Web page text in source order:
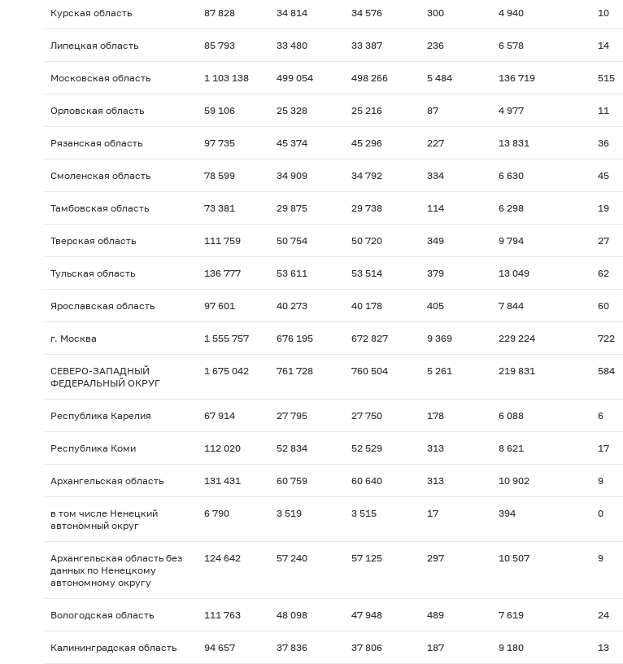
Курская область 87 828 34 814 34 576 300 4 940 10
Липецкая область 85 793 33 480 33 387 236 6 578 14
Московская область 1 103 138 499 054 498 266 5 484 136 719 515
Орловская область 59 106 25 328 25 216 87 4 977 11
Рязанская область 97 735 45 374 45 296 227 13 831 36
Смоленская область 78 599 34 909 34 792 334 6 630 45
Тамбовская область 73 381 29 875 29 738 114 6 298 19
Тверская область 111 759 50 754 50 720 349 9 794 27
Тульская область 136 777 53 611 53 514 379 13 049 62
Ярославская область 97 601 40 273 40 178 405 7 844 60
г. Москва 1 555 757 676 195 672 827 9 369 229 224 722
СЕВЕРО-ЗАПАДНЫЙ
ФЕДЕРАЛЬНЫЙ ОКРУГ
1 675 042 761 728 760 504 5 261 219 831 584
Республика Карелия 67 914 27 795 27 750 178 6 088 6
Республика Коми 112 020 52 834 52 529 313 8 621 17
Архангельская область 131 431 60 759 60 640 313 10 902 9
в том числе Ненецкий
автономный округ
6 790 3 519 3 515 17 394 0
Архангельская область без
данных по Ненецкому
автономному округу
124 642 57 240 57 125 297 10 507 9
Вологодская область 111 763 48 098 47 948 489 7 619 24
Калининградская область 94 657 37 836 37 806 187 9 180 13